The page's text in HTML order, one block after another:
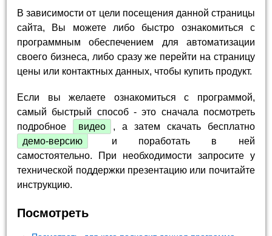
В зависимости от цели посещения данной страницы
сайта, Вы можете либо быстро ознакомиться с
программным обеспечением для автоматизации
своего бизнеса, либо сразу же перейти на страницу
цены или контактных данных, чтобы купить продукт.
Если вы желаете ознакомиться с программой,
самый быстрый способ - это сначала посмотреть
подробное
видео
, а затем скачать бесплатно
демо-версию
и поработать в ней
самостоятельно. При необходимости запросите у
технической поддержки презентацию или почитайте
инструкцию.
Посмотреть